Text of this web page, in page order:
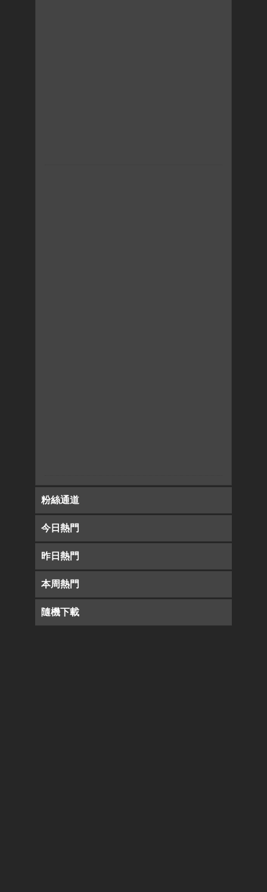
粉絲通道
今日熱門
昨日熱門
本周熱門
隨機下載